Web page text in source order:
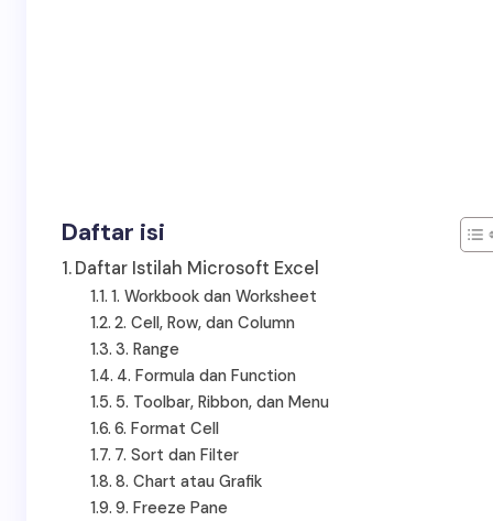
Daftar isi
Daftar Istilah Microsoft Excel
1. Workbook dan Worksheet
2. Cell, Row, dan Column
3. Range
4. Formula dan Function
5. Toolbar, Ribbon, dan Menu
6. Format Cell
7. Sort dan Filter
8. Chart atau Grafik
9. Freeze Pane